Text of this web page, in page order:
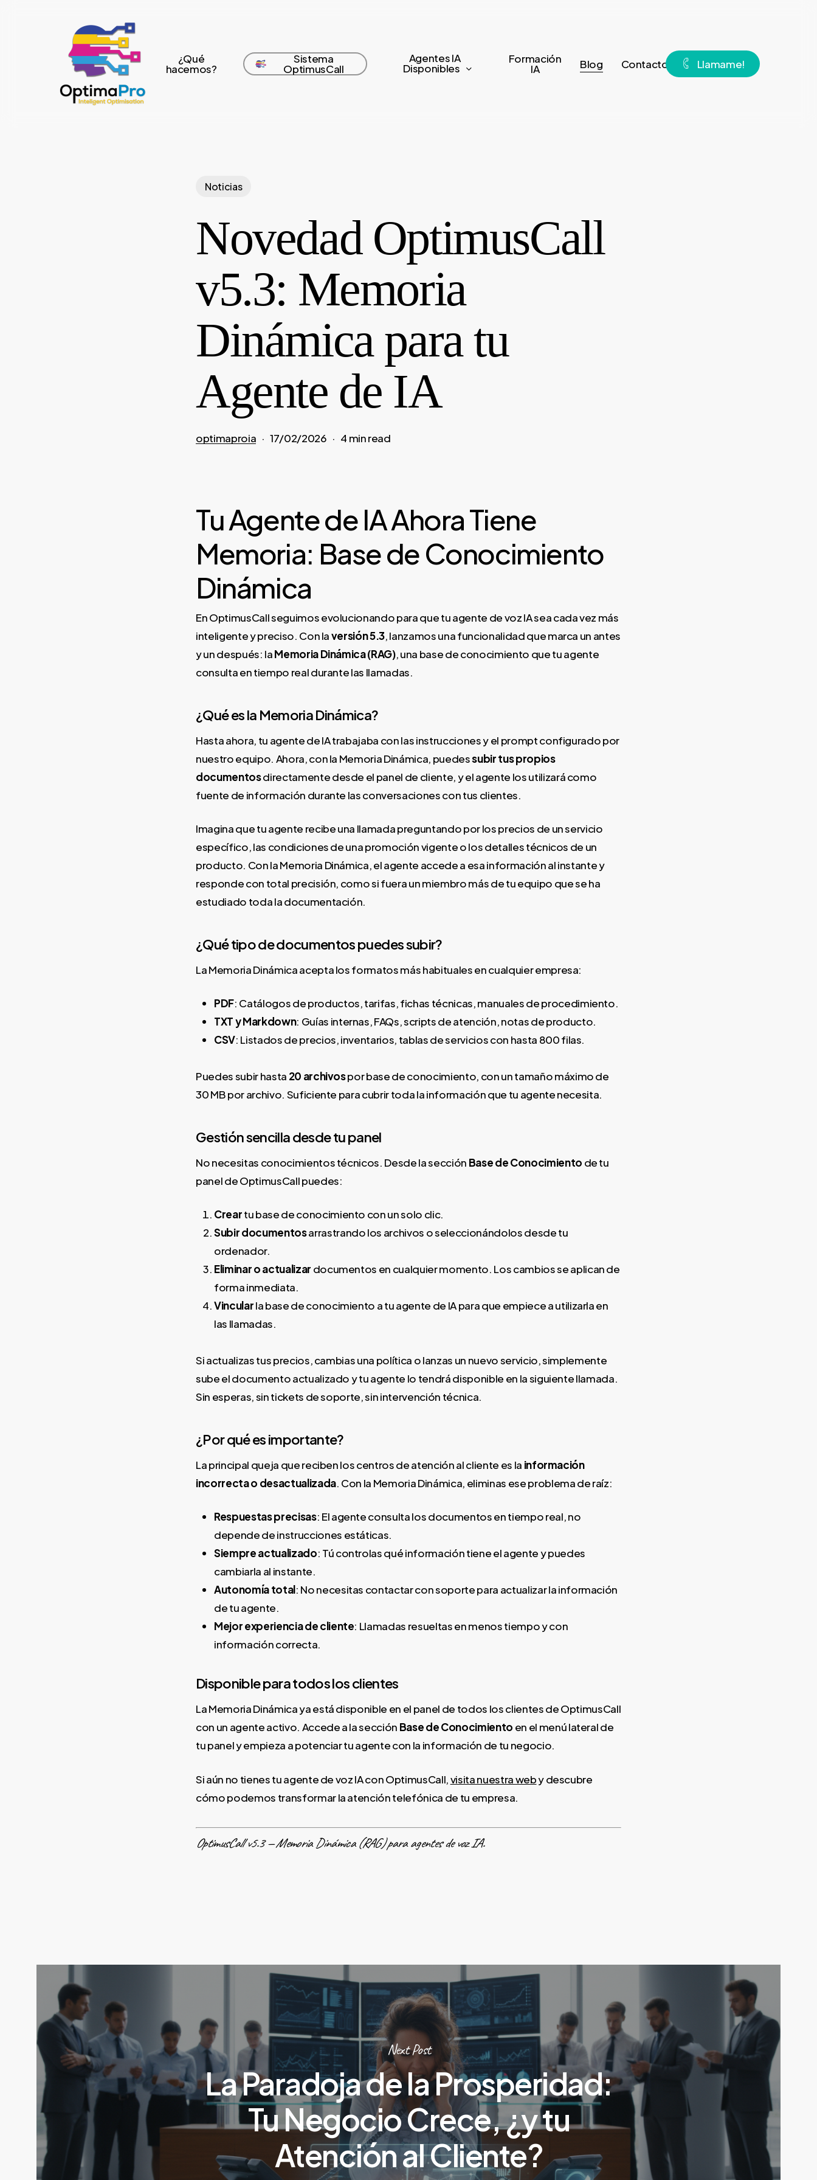
¿Qué
hacemos?
Sistema
OptimusCall
Agentes IA
Disponibles
Formación
IA Blog Contacto Llamame!
Noticias
Novedad OptimusCall
v5.3: Memoria
Dinámica para tu
Agente de IA
optimaproia 17/02/2026 4 min read
Tu Agente de IA Ahora Tiene
Memoria: Base de Conocimiento
Dinámica
En OptimusCall seguimos evolucionando para que tu agente de voz IA sea cada vez más
inteligente y preciso. Con laversión 5.3, lanzamos una funcionalidad que marca un antes
y un después: laMemoria Dinámica (RAG), una base de conocimiento que tu agente
consulta en tiempo real durante las llamadas.
¿Qué es la Memoria Dinámica?
Hasta ahora, tu agente de IA trabajaba con las instrucciones y el prompt configurado por
nuestro equipo. Ahora, con la Memoria Dinámica, puedessubir tus propios
documentosdirectamente desde el panel de cliente, y el agente los utilizará como
fuente de información durante las conversaciones con tus clientes.
Imagina que tu agente recibe una llamada preguntando por los precios de un servicio
específico, las condiciones de una promoción vigente o los detalles técnicos de un
producto. Con la Memoria Dinámica, el agente accede a esa información al instante y
responde con total precisión, como si fuera un miembro más de tu equipo que se ha
estudiado toda la documentación.
¿Qué tipo de documentos puedes subir?
La Memoria Dinámica acepta los formatos más habituales en cualquier empresa:
PDF: Catálogos de productos, tarifas, fichas técnicas, manuales de procedimiento.
TXT y Markdown: Guías internas, FAQs, scripts de atención, notas de producto.
CSV: Listados de precios, inventarios, tablas de servicios con hasta 800 filas.
Puedes subir hasta 20 archivospor base de conocimiento, con un tamaño máximo de
30 MB por archivo. Suficiente para cubrir toda la información que tu agente necesita.
Gestión sencilla desde tu panel
No necesitas conocimientos técnicos. Desde la sección Base de Conocimiento de tu
panel de OptimusCall puedes:
Creartu base de conocimiento con un solo clic.
Subir documentosarrastrando los archivos o seleccionándolos desde tu
ordenador.
Eliminar o actualizar documentos en cualquier momento. Los cambios se aplican de
forma inmediata.
Vincularla base de conocimiento a tu agente de IA para que empiece a utilizarla en
las llamadas.
Si actualizas tus precios, cambias una política o lanzas un nuevo servicio, simplemente
sube el documento actualizado y tu agente lo tendrá disponible en la siguiente llamada.
Sin esperas, sin tickets de soporte, sin intervención técnica.
¿Por qué es importante?
La principal queja que reciben los centros de atención al cliente es la información
incorrecta o desactualizada. Con la Memoria Dinámica, eliminas ese problema de raíz:
Respuestas precisas: El agente consulta los documentos en tiempo real, no
depende de instrucciones estáticas.
Siempre actualizado: Tú controlas qué información tiene el agente y puedes
cambiarla al instante.
Autonomía total: No necesitas contactar con soporte para actualizar la información
de tu agente.
Mejor experiencia de cliente: Llamadas resueltas en menos tiempo y con
información correcta.
Disponible para todos los clientes
La Memoria Dinámica ya está disponible en el panel de todos los clientes de OptimusCall
con un agente activo. Accede a la sección Base de Conocimiento en el menú lateral de
tu panel y empieza a potenciar tu agente con la información de tu negocio.
Si aún no tienes tu agente de voz IA con OptimusCall,visita nuestra weby descubre
cómo podemos transformar la atención telefónica de tu empresa.
OptimusCall v5.3 — Memoria Dinámica (RAG) para agentes de voz IA.
Next Post
La Paradoja de la Prosperidad:
Tu Negocio Crece, ¿y tu
Atención al Cliente?